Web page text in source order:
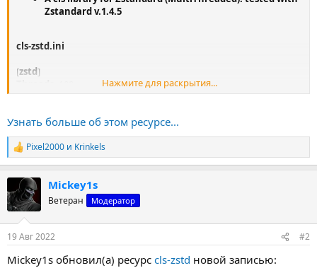
Zstandard v.1.4.5
cls-zstd.ini
[zstd]
Chunk=128m
; or Threads=8
Нажмите для раскрытия...
Узнать больше об этом ресурсе...
Р
е
ц
и
Pixel2000 и Krinkels
Mickey1s
Ветеран Модератор
19 Авг 2022 #2
Mickey1s обновил(а) ресурс cls-zstd новой записью: